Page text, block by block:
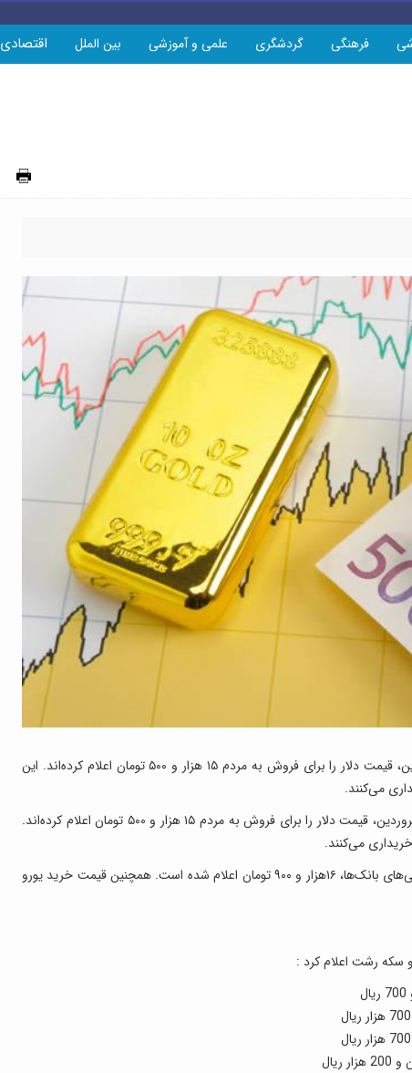
فرهنگی گردشگری علمی و آموزشی بین الملل اقتصادی
: صرافی‌های بانک‌ها از صبح امروز، سی‌ام فروردین، قیمت دلار را برای فروش به مردم ۱۵ هزار و ۵۰۰ تومان اعلام کرده‌اند. این
به گزارش ایلنا، صرافی‌های بانک‌ها از صبح امروز، سی‌ام فروردین، قیمت دلار را برای فروش به مردم ۱۵ هزار و ۵۰۰ تومان اعلام کرده‌اند.
بر همین‌ اساس طی روز جاری قیمت فروش یورو در صرافی‌های بانک‌ها، ۱۶هزار و ۹۰۰ تومان اعلام شده است. همچنین قیمت خرید یورو
و سکه رشت اعلام کرد :